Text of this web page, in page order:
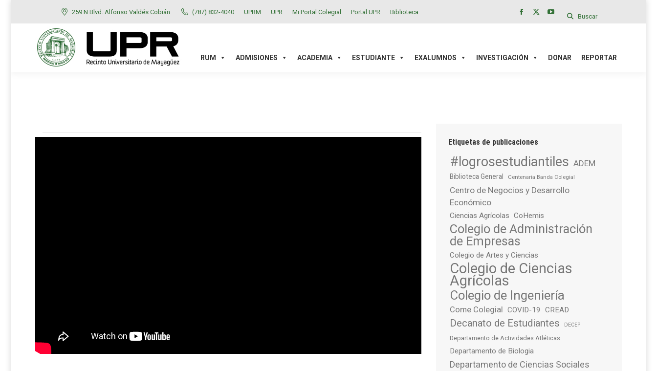
259 N Blvd. Alfonso Valdés Cobián (787) 832-4040 UPRM UPR Mi Portal Colegial Portal UPR Biblioteca
in
in
YouTube
in
Buscar
RUM ADMISIONES ACADEMIA ESTUDIANTE EXALUMNOS INVESTIGACIÓN DONAR REPORTAR
Etiquetas de publicaciones
#logrosestudiantiles ADEM
Biblioteca General Centenaria Banda Colegial
Centro de Negocios y Desarrollo
Económico
Ciencias Agrícolas CoHemis
Colegio de Administración
de Empresas
Colegio de Artes y Ciencias
Colegio de Ciencias
Agrícolas
Colegio de Ingeniería
Come Colegial COVID-19 CREAD
Decanato de Estudiantes DECEP
Departamento de Actividades Atléticas
Departamento de Biologia
Departamento de Ciencias Sociales
RUM ADMISIONES